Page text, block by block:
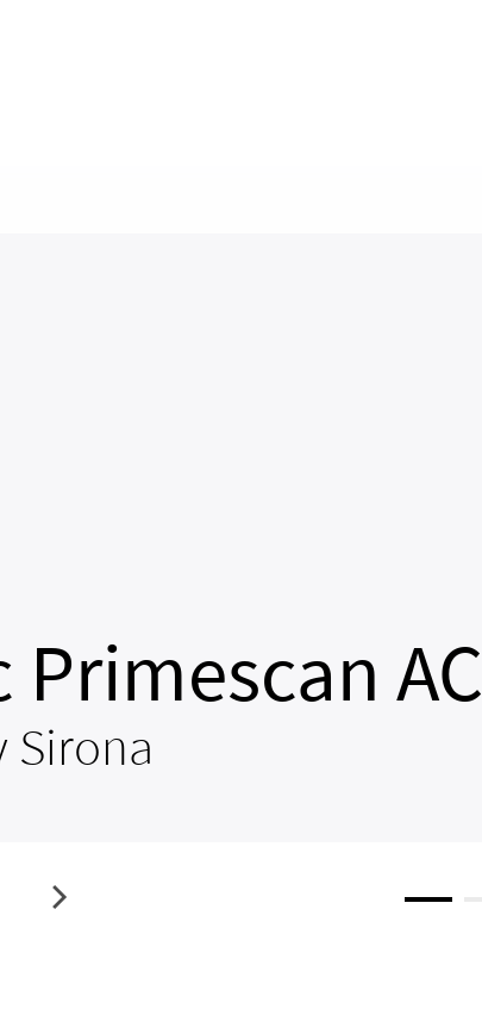
Primescan AC
Sirona